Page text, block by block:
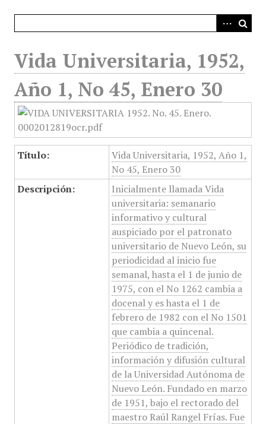
Vida Universitaria, 1952,
Año 1, No 45, Enero 30
Título:
Vida Universitaria, 1952, Año 1,
No 45, Enero 30
Descripción:
Inicialmente llamada Vida
universitaria: semanario
informativo y cultural
auspiciado por el patronato
universitario de Nuevo León, su
periodicidad al inicio fue
semanal, hasta el 1 de junio de
1975, con el No 1262 cambia a
docenal y es hasta el 1 de
febrero de 1982 con el No 1501
que cambia a quincenal.
Periódico de tradición,
información y difusión cultural
de la Universidad Autónoma de
Nuevo León. Fundado en marzo
de 1951, bajo el rectorado del
maestro Raúl Rangel Frías. Fue